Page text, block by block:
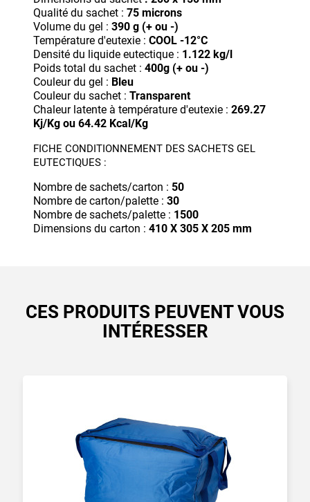
Qualité du sachet : 75 microns
Volume du gel : 390 g (+ ou -)
Température d'eutexie : COOL -12°C
Densité du liquide eutectique : 1.122 kg/l
Poids total du sachet : 400g (+ ou -)
Couleur du gel : Bleu
Couleur du sachet : Transparent
Chaleur latente à température d'eutexie : 269.27
Kj/Kg ou 64.42 Kcal/Kg
FICHE CONDITIONNEMENT DES SACHETS GEL
EUTECTIQUES :
Nombre de sachets/carton : 50
Nombre de carton/palette : 30
Nombre de sachets/palette : 1500
Dimensions du carton : 410 X 305 X 205 mm
CES PRODUITS PEUVENT VOUS
INTÉRESSER